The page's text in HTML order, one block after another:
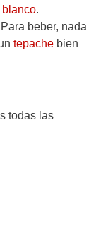
blanco.
beber, nada
tepache bien
todas las